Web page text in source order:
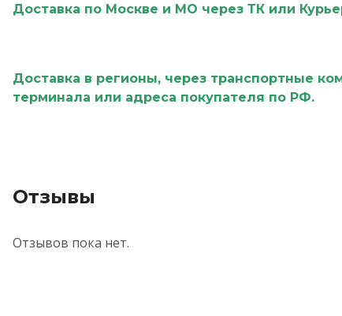
Доставка по Москве и МО через ТК или
Доставка в регионы, через транспортные
терминала или адреса покупателя по РФ.
Отзывы
Отзывов пока нет.